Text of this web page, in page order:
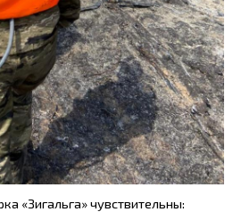
«Зигальга» чувствительны: